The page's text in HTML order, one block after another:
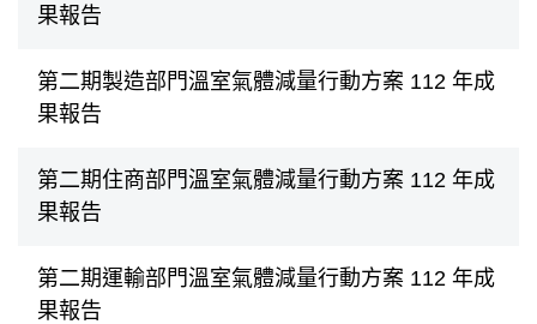
果報告
第二期製造部門溫室氣體減量行動方案 112 年成
果報告
第二期住商部門溫室氣體減量行動方案 112 年成
果報告
第二期運輸部門溫室氣體減量行動方案 112 年成
果報告